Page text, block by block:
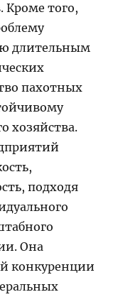
Кроме того,
длительным
пахотных
хозяйства.
подходя
Она
конкуренции